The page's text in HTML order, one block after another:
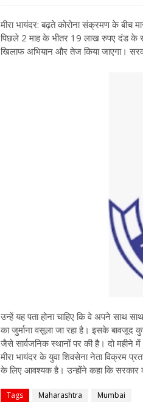
मीरा भायंदर: बढ़ते कोरोना संक्रमण के बीच
पिछले 2 माह के भीतर 19 लाख रुपए दंड के
खिलाफ अभियान और तेज किया जाएगा।
उन्हें यह पता होना चाहिए कि वे अपने साथ
का जुर्माना वसूला जा रहा है। इसके बावजूद
जैसे सार्वजनिक स्थानों पर की है। दो
मीरा भायंदर के युवा शिवसेना नेता विक्रम
के लिए आवश्यक है। उन्होंने कहा कि सरकार
Tags Maharashtra Mumbai